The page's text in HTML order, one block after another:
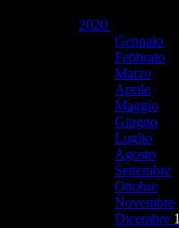
2020
Gennaio
Febbraio
Marzo
Aprile
Maggio
Giugno
Luglio
Agosto
Settembre
Ottobre
Novembre
Dicembre 1